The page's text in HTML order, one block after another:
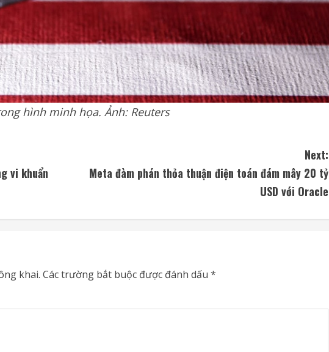
hình minh họa. Ảnh: Reuters
vi khuẩn
Next:
Meta đàm phán thỏa thuận điện toán đám mây 20 tỷ
USD với Oracle
khai. Các trường bắt buộc được đánh dấu *